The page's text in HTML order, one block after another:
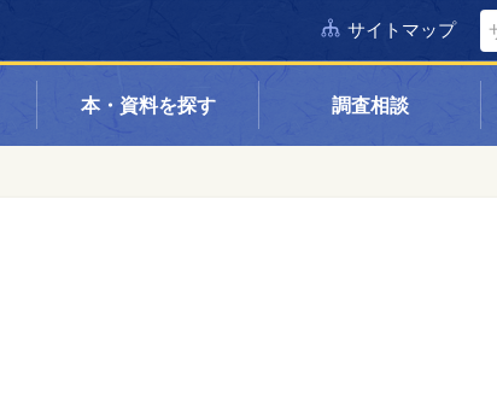
サイトマップ
本・資料を探す 調査相談